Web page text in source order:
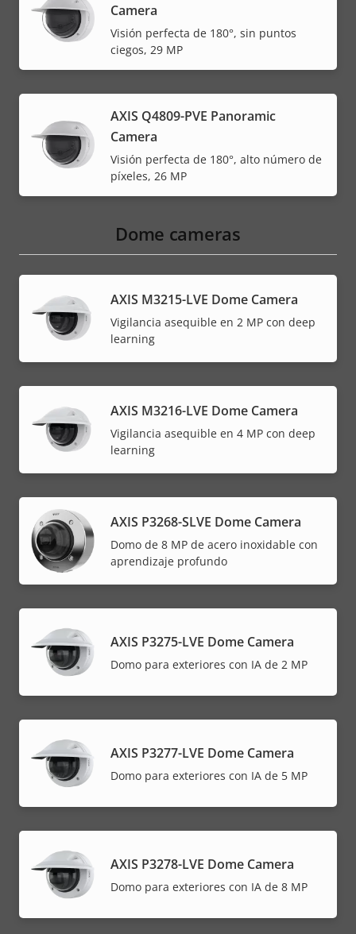
Camera
Visión perfecta de 180°, sin puntos
ciegos, 29 MP
AXIS Q4809-PVE Panoramic
Camera
Visión perfecta de 180°, alto número de
píxeles, 26 MP
Dome cameras
AXIS M3215-LVE Dome Camera
Vigilancia asequible en 2 MP con deep
learning
AXIS M3216-LVE Dome Camera
Vigilancia asequible en 4 MP con deep
learning
AXIS P3268-SLVE Dome Camera
Domo de 8 MP de acero inoxidable con
aprendizaje profundo
AXIS P3275-LVE Dome Camera
Domo para exteriores con IA de 2 MP
AXIS P3277-LVE Dome Camera
Domo para exteriores con IA de 5 MP
AXIS P3278-LVE Dome Camera
Domo para exteriores con IA de 8 MP